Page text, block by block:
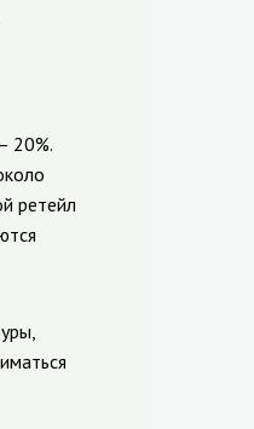
20%.
ретейл